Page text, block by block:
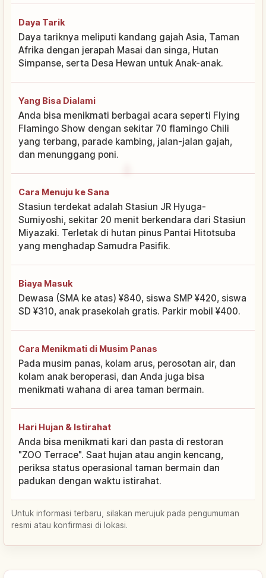
Daya Tarik
Daya tariknya meliputi kandang gajah Asia, Taman
Afrika dengan jerapah Masai dan singa, Hutan
Simpanse, serta Desa Hewan untuk Anak-anak.
Yang Bisa Dialami
Anda bisa menikmati berbagai acara seperti Flying
Flamingo Show dengan sekitar 70 flamingo Chili
yang terbang, parade kambing, jalan-jalan gajah,
dan menunggang poni.
Cara Menuju ke Sana
Stasiun terdekat adalah Stasiun JR Hyuga-
Sumiyoshi, sekitar 20 menit berkendara dari Stasiun
Miyazaki. Terletak di hutan pinus Pantai Hitotsuba
yang menghadap Samudra Pasifik.
Biaya Masuk
Dewasa (SMA ke atas) ¥840, siswa SMP ¥420, siswa
SD ¥310, anak prasekolah gratis. Parkir mobil ¥400.
Cara Menikmati di Musim Panas
Pada musim panas, kolam arus, perosotan air, dan
kolam anak beroperasi, dan Anda juga bisa
menikmati wahana di area taman bermain.
Hari Hujan & Istirahat
Anda bisa menikmati kari dan pasta di restoran
"ZOO Terrace". Saat hujan atau angin kencang,
periksa status operasional taman bermain dan
padukan dengan waktu istirahat.
Untuk informasi terbaru, silakan merujuk pada pengumuman
resmi atau konfirmasi di lokasi.